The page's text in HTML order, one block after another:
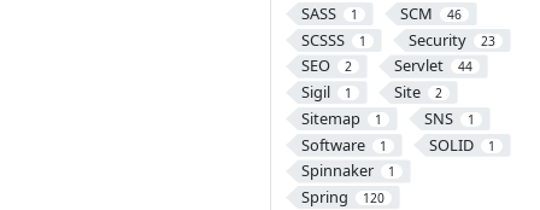
SASS 1 SCM 46
SCSSS 1 Security 23
SEO 2 Servlet 44
Sigil 1 Site 2
Sitemap 1 SNS 1
Software 1 SOLID 1
Spinnaker 1
Spring 120